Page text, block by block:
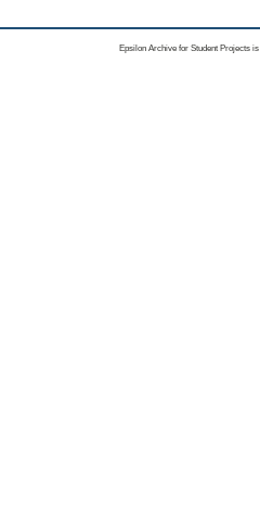
Epsilon Archive for Student Projects is